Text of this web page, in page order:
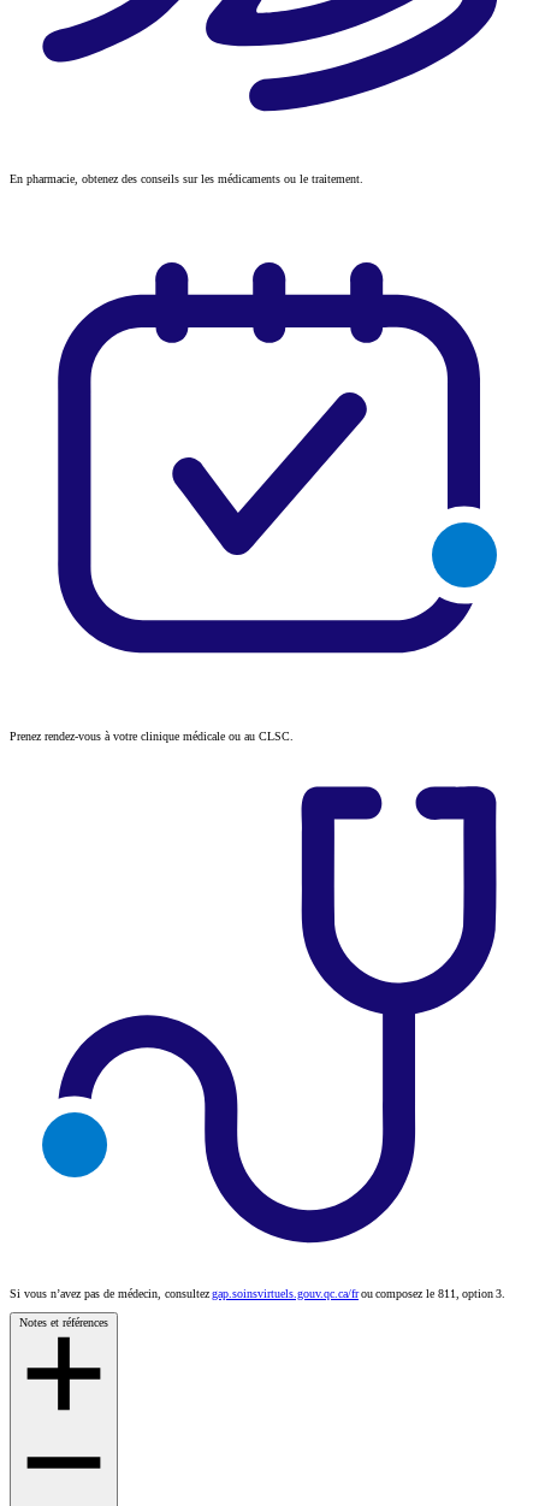
En pharmacie, obtenez des conseils sur les médicaments ou le traitement.
Prenez rendez-vous à votre clinique médicale ou au CLSC.
Si vous n’avez pas de médecin, consultezgap.soinsvirtuels.gouv.qc.ca/frou composez le 811, option 3.
Notes et références